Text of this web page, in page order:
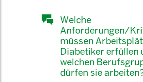
Welche
Anforderungen/
müssen
Diabetiker erfüllen
welchen
dürfen sie